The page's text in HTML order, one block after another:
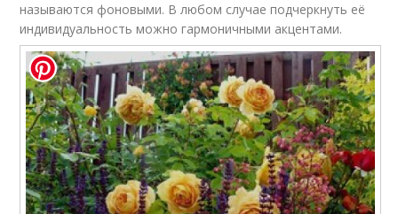
называются фоновыми. В любом случае подчеркнуть её
индивидуальность можно гармоничными акцентами.